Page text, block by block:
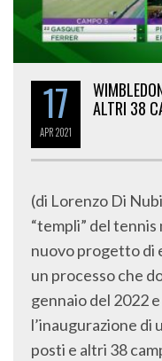
17
APR2021
ALTRI 38
(di Lorenzo Di
“templi” del
nuovo progetto di
un processo che
gennaio del 2022
l’inaugurazione di
posti e altri 38